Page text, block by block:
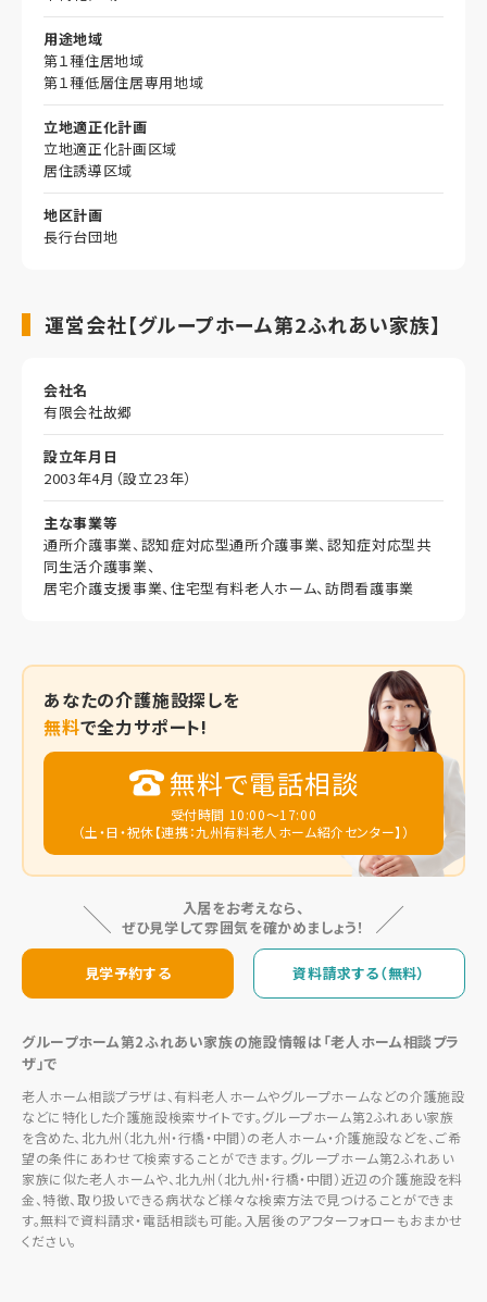
用途地域
第１種住居地域
第１種低層住居専用地域
立地適正化計画
立地適正化計画区域
居住誘導区域
地区計画
長行台団地
運営会社【グループホーム第2ふれあい家族】
会社名
有限会社故郷
設立年月日
2003年4月（設立23年）
主な事業等
通所介護事業、認知症対応型通所介護事業、認知症対応型共
同生活介護事業、
居宅介護支援事業、住宅型有料老人ホーム、訪問看護事業
あなたの介護施設探しを
無料で全力サポート!
無料で電話相談
受付時間 10:00～17:00
（土・日・祝休【連携：九州有料老人ホーム紹介センター】）
入居をお考えなら、
ぜひ見学して雰囲気を確かめましょう！
見学予約する 資料請求する（無料）
グループホーム第2ふれあい家族の施設情報は「老人ホーム相談プラ
ザ」で
老人ホーム相談プラザは、有料老人ホームやグループホームなどの介護施設
などに特化した介護施設検索サイトです。グループホーム第2ふれあい家族
を含めた、北九州（北九州・行橋・中間）の老人ホーム・介護施設などを、ご希
望の条件にあわせて検索することができます。グループホーム第2ふれあい
家族に似た老人ホームや、北九州（北九州・行橋・中間）近辺の介護施設を料
金、特徴、取り扱いできる病状など様々な検索方法で見つけることができま
す。無料で資料請求・電話相談も可能。入居後のアフターフォローもおまかせ
ください。